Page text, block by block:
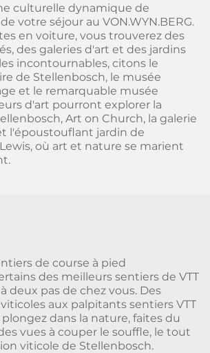
culturelle dynamique de
votre séjour au VON.WYN.BERG.
en voiture, vous trouverez des
des galeries d'art et des jardins
incontournables, citons le
de Stellenbosch, le musée
et le remarquable musée
d'art pourront explorer la
Art on Church, la galerie
l'époustouflant jardin de
où art et nature se marient
de course à pied
des meilleurs sentiers de VTT
deux pas de chez vous. Des
aux palpitants sentiers VTT
dans la nature, faites du
vues à couper le souffle, le tout
viticole de Stellenbosch.